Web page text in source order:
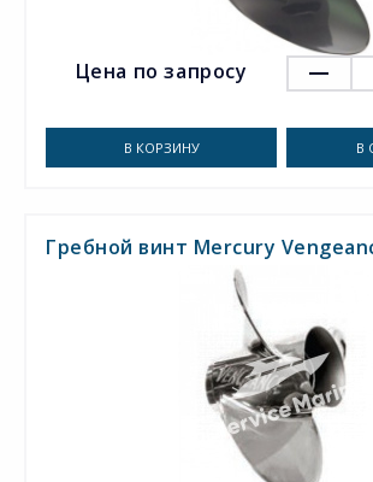
Цена по запросу
В КОРЗИНУ В
Гребной винт Mercury